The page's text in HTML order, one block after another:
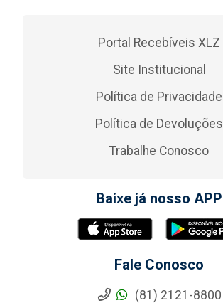
Portal Recebíveis XLZ
Site Institucional
Política de Privacidade
Política de Devoluções
Trabalhe Conosco
Baixe já nosso APP
Fale Conosco
(81) 2121-8800